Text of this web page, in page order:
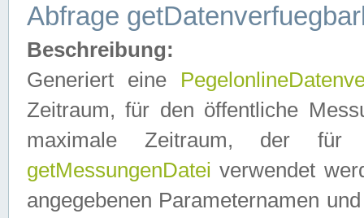
Abfrage
Beschreibung:
Generiert eine
Zeitraum, für den öffentliche
maximale Zeitraum, der
getMessungenDatei verwendet
angegebenen Parameternamen